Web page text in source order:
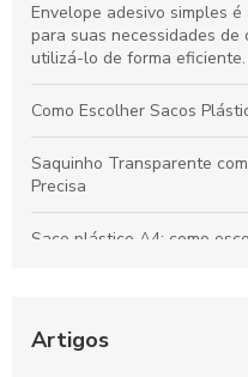
Envelope adesivo simples
para suas necessidades de
utilizá-lo de forma eficiente.
Como Escolher Sacos
Saquinho Transparente
Precisa
Saco plástico A4: como
Artigos